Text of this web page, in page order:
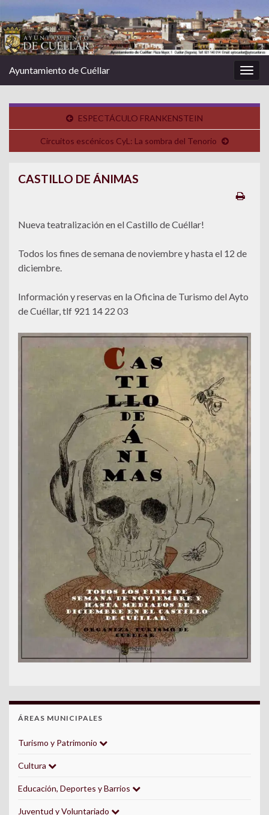
la
Ayuntamiento de Cuéllar
ESPECTÁCULO FRANKENSTEIN
Circuitos escénicos CyL: La sombra del Tenorio
CASTILLO DE ÁNIMAS
Nueva teatralización en el Castillo de Cuéllar!
Todos los fines de semana de noviembre y hasta el 12 de
diciembre.
Información y reservas en la Oficina de Turismo del Ayto
de Cuéllar, tlf 921 14 22 03
ÁREAS MUNICIPALES
Turismo y Patrimonio
Cultura
Educación, Deportes y Barrios
Juventud y Voluntariado